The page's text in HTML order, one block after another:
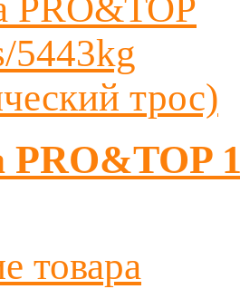
PRO&TOP
товара